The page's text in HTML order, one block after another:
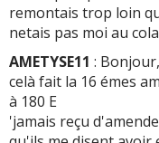
-Carter de
boite de vitesse qui
n'arrive pas avoir
-RAS pour l'instant.
-Premiére année
remontais trop loin
netais pas moi au
AMETYSE11 : Bonjour,
celà fait la 16 émes
à 180 E
'jamais reçu